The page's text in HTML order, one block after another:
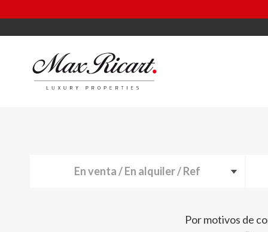
En venta / En alquiler / Ref
Por motivos de